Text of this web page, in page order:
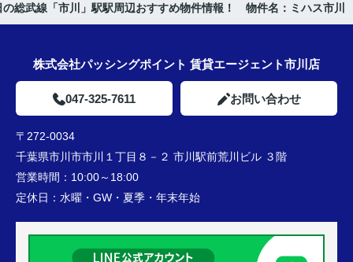
の総武線「市川」駅駅周辺おすすめ物件情報！ 物件名：ミハス市川
株式会社パッシングポイント 賃貸エージェント市川店
047-325-7611 お問い合わせ
〒272-0034
千葉県市川市市川１丁目８－２ 市川駅前荒川ビル ３階
営業時間： 10:00～18:00
定休日： 水曜・GW・夏季・年末年始